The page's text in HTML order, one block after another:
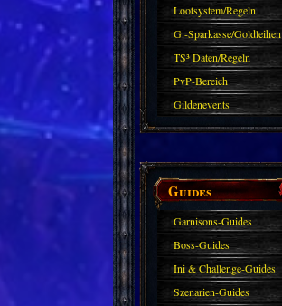
Lootsystem/Regeln
G.-Sparkasse/Goldleihen
TS³ Daten/Regeln
PvP-Bereich
Gildenevents
Guides
Garnisons-Guides
Boss-Guides
Ini & Challenge-Guides
Szenarien-Guides